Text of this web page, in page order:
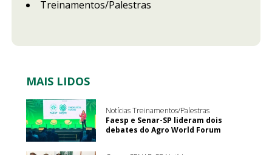
Treinamentos/Palestras
MAIS LIDOS
Notícias Treinamentos/Palestras
Faesp e Senar-SP lideram dois
debates do Agro World Forum